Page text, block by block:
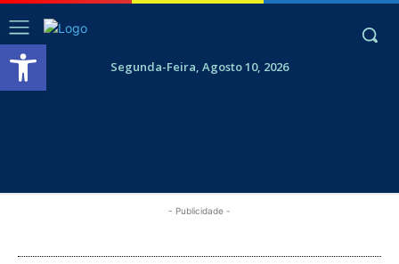
Abrir a barra de ferramentasSegunda-Feira, Agosto 10, 2026
- Publicidade -